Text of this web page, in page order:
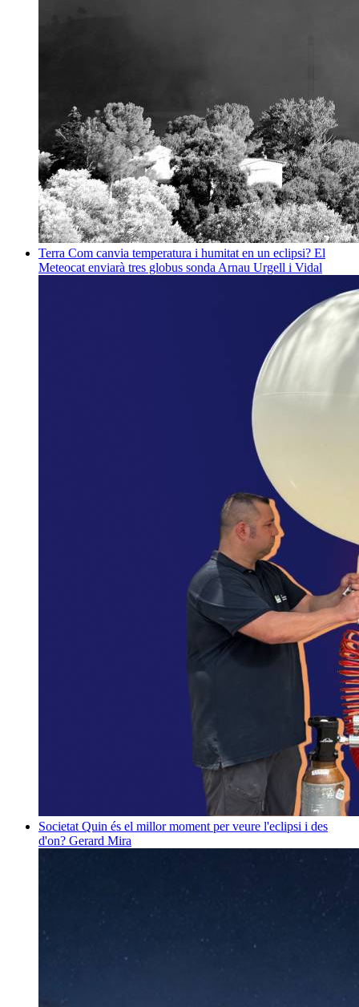
Terra Com canvia temperatura i humitat en un eclipsi? El
Meteocat enviarà tres globus sonda Arnau Urgell i Vidal
Societat Quin és el millor moment per veure l'eclipsi i des
d'on? Gerard Mira